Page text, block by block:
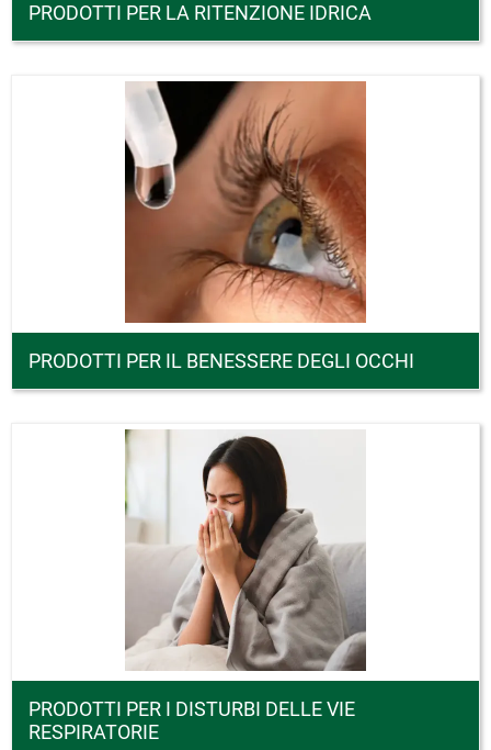
PRODOTTI PER LA RITENZIONE IDRICA
PRODOTTI PER IL BENESSERE DEGLI OCCHI
PRODOTTI PER I DISTURBI DELLE VIE
RESPIRATORIE